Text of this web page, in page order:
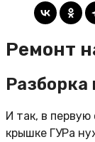
Ремонт
Разборка
И так, в
крышке ГУРа